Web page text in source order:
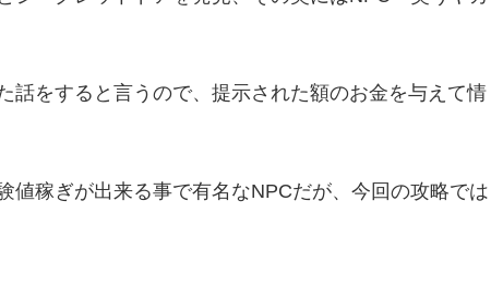
話をすると言うので、提示された額のお金を与えて情
値稼ぎが出来る事で有名なNPCだが、今回の攻略では